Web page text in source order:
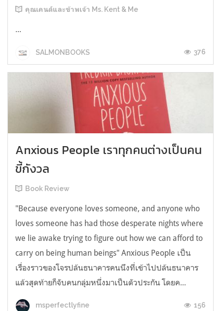
คุณเคนต์และข้าพเจ้า Ms. Kent & Me
...
SALMONBOOKS 376
Anxious People เราทุกคนต่างเป็นคน
ขี้กังวล
Book Review
"Because everyone loves someone, and anyone who
loves someone has had those desperate nights where
we lie awake trying to figure out how we can afford to
carry on being human beings" Anxious People เป็น
เรื่องราวของโจรปล้นธนาคารคนนึงที่เข้าไปปล้นธนาคาร
แล้วสุดท้ายก็จับคนกลุ่มหนึ่งมาเป็นตัวประกัน โดยค...
msperfectlyfine 156